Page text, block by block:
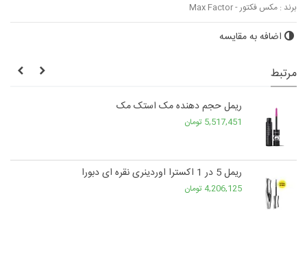
برند : مکس فکتور - Max Factor
اضافه به مقایسه
مرتبط
ریمل حجم دهنده مک استک مک
5,517,451 تومان
ریمل 5 در 1 اکسترا اوردینری نقره ای دبورا
4,206,125 تومان